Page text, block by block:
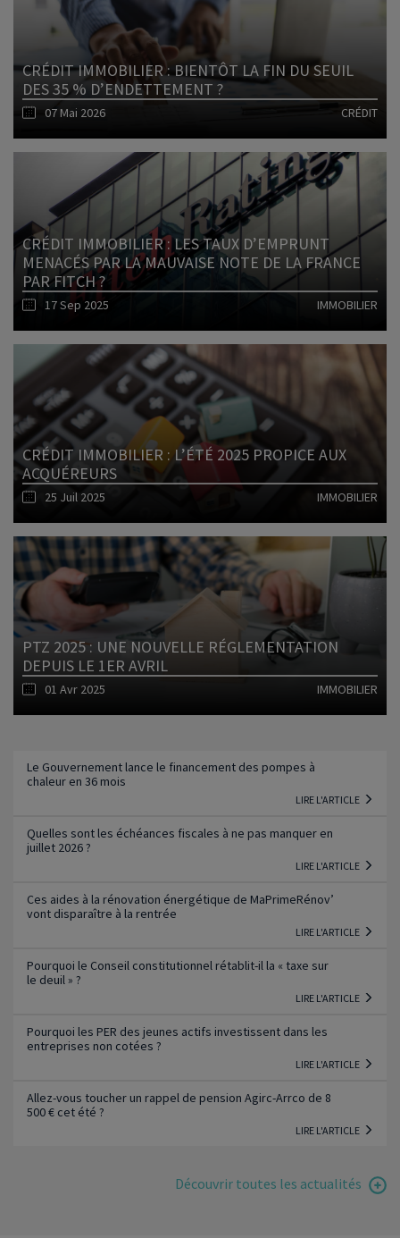
CRÉDIT IMMOBILIER : BIENTÔT LA FIN DU SEUIL
DES 35 % D’ENDETTEMENT ?
07 Mai 2026 CRÉDIT
Lire l'article
CRÉDIT IMMOBILIER : LES TAUX D’EMPRUNT
MENACÉS PAR LA MAUVAISE NOTE DE LA FRANCE
PAR FITCH ?
17 Sep 2025 IMMOBILIER
Lire l'article
CRÉDIT IMMOBILIER : L’ÉTÉ 2025 PROPICE AUX
ACQUÉREURS
25 Juil 2025 IMMOBILIER
Lire l'article
PTZ 2025 : UNE NOUVELLE RÉGLEMENTATION
DEPUIS LE 1ER AVRIL
01 Avr 2025 IMMOBILIER
Le Gouvernement lance le financement des pompes à
chaleur en 36 mois
LIRE L'ARTICLE
Quelles sont les échéances fiscales à ne pas manquer en
juillet 2026 ?
LIRE L'ARTICLE
Ces aides à la rénovation énergétique de MaPrimeRénov’
vont disparaître à la rentrée
LIRE L'ARTICLE
Pourquoi le Conseil constitutionnel rétablit-il la « taxe sur
le deuil » ?
LIRE L'ARTICLE
Pourquoi les PER des jeunes actifs investissent dans les
entreprises non cotées ?
LIRE L'ARTICLE
Allez-vous toucher un rappel de pension Agirc-Arrco de 8
500 € cet été ?
LIRE L'ARTICLE
Découvrir toutes les actualités